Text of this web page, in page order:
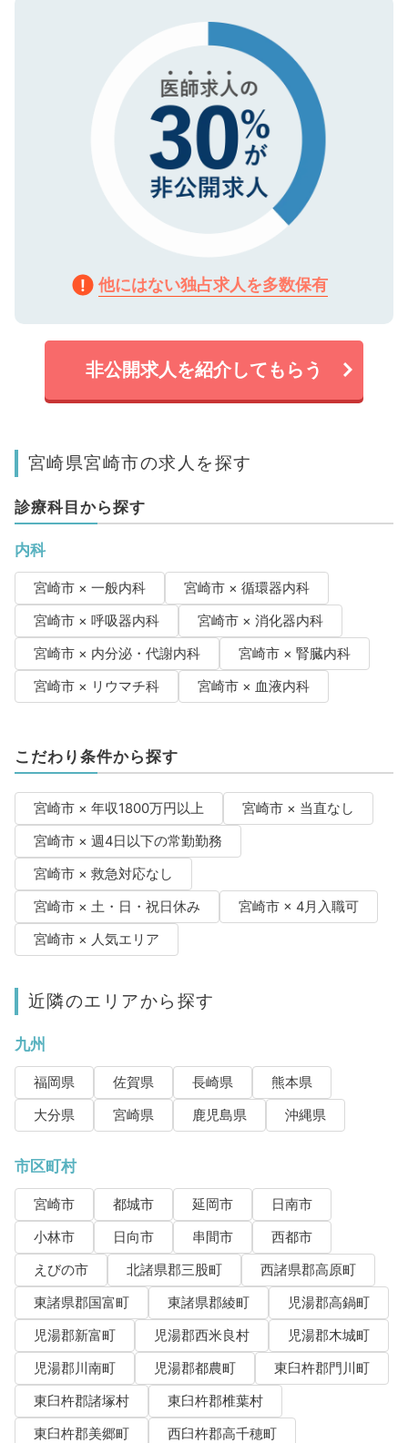
で、機密保持に関してもご安心ください。
他にはない独占求人を多数保有
非公開求人を紹介してもらう
宮崎県宮崎市の求人を探す
診療科目から探す
内科
宮崎市 × 一般内科
宮崎市 × 循環器内科
宮崎市 × 呼吸器内科
宮崎市 × 消化器内科
宮崎市 × 内分泌・代謝内科
宮崎市 × 腎臓内科
宮崎市 × リウマチ科
宮崎市 × 血液内科
こだわり条件から探す
宮崎市 × 年収1800万円以上
宮崎市 × 当直なし
宮崎市 × 週4日以下の常勤勤務
宮崎市 × 救急対応なし
宮崎市 × 土・日・祝日休み
宮崎市 × 4月入職可
宮崎市 × 人気エリア
近隣のエリアから探す
九州
福岡県 佐賀県 長崎県
熊本県
大分県
宮崎県 鹿児島県 沖縄県
市区町村
宮崎市 都城市 延岡市
日南市
小林市
日向市 串間市
西都市
えびの市
北諸県郡三股町
西諸県郡高原町
東諸県郡国富町
東諸県郡綾町
児湯郡高鍋町
児湯郡新富町
児湯郡西米良村
児湯郡木城町
児湯郡川南町
児湯郡都農町
東臼杵郡門川町
東臼杵郡諸塚村
東臼杵郡椎葉村
東臼杵郡美郷町
西臼杵郡高千穂町